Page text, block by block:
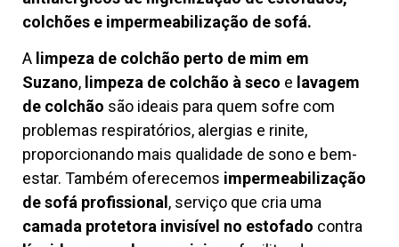
colchões e impermeabilização de sofá.
A limpeza de colchão perto de mim em
Suzano, limpeza de colchão à seco e lavagem
de colchão são ideais para quem sofre com
problemas respiratórios, alergias e rinite,
proporcionando mais qualidade de sono e bem-
estar. Também oferecemos impermeabilização
de sofá profissional , serviço que cria uma
camada protetora invisível no estofado contra